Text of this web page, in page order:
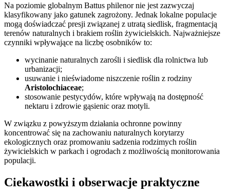
Na poziomie globalnym Battus philenor nie jest zazwyczaj
klasyfikowany jako gatunek zagrożony. Jednak lokalne populacje
mogą doświadczać presji związanej z utratą siedlisk, fragmentacją
terenów naturalnych i brakiem roślin żywicielskich. Najważniejsze
czynniki wpływające na liczbę osobników to:
wycinanie naturalnych zarośli i siedlisk dla rolnictwa lub
urbanizacji;
usuwanie i nieświadome niszczenie roślin z rodziny
Aristolochiaceae;
stosowanie pestycydów, które wpływają na dostępność
nektaru i zdrowie gąsienic oraz motyli.
W związku z powyższym działania ochronne powinny
koncentrować się na zachowaniu naturalnych korytarzy
ekologicznych oraz promowaniu sadzenia rodzimych roślin
żywicielskich w parkach i ogrodach z możliwością monitorowania
populacji.
Ciekawostki i obserwacje praktyczne